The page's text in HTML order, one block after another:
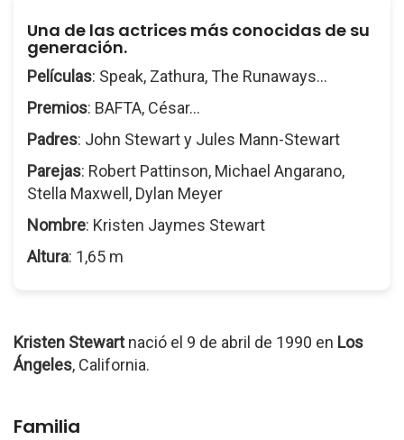
Una de las actrices más conocidas de su
generación.
Películas: Speak, Zathura, The Runaways...
Premios: BAFTA, César...
Padres: John Stewart y Jules Mann-Stewart
Parejas: Robert Pattinson, Michael Angarano,
Stella Maxwell, Dylan Meyer
Nombre: Kristen Jaymes Stewart
Altura: 1,65 m
Kristen Stewartnació el 9 de abril de 1990 en Los
Ángeles, California.
Familia